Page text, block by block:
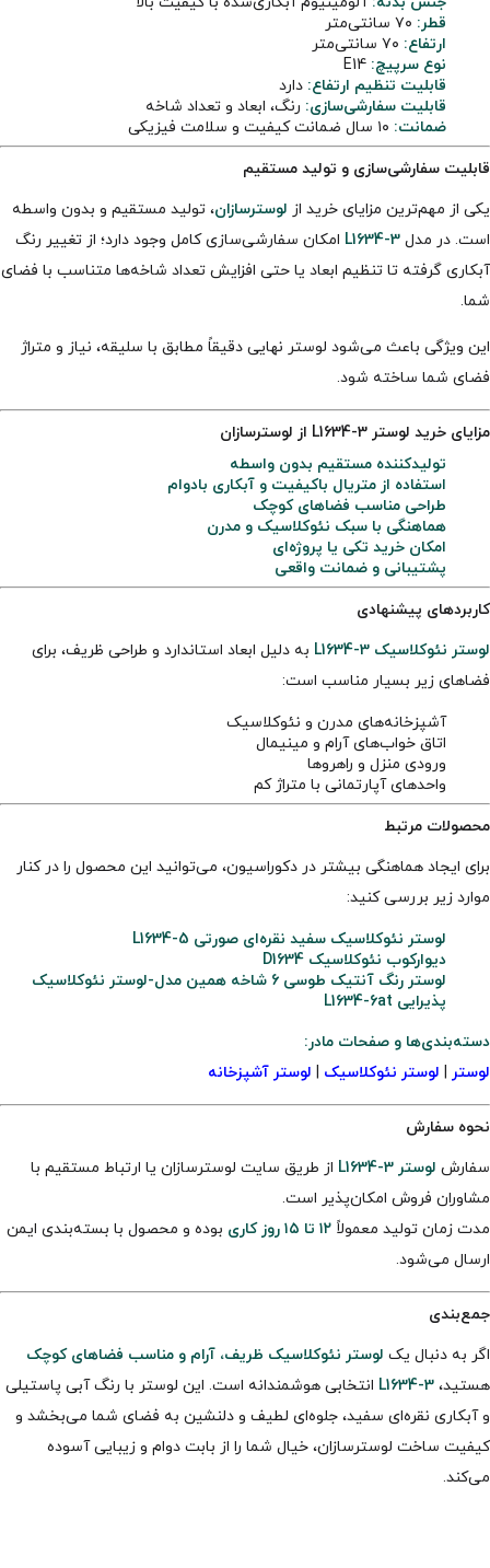
قطر:
ارتفاع:
نوع سرپیچ:
قابلیت تنظیم ارتفاع: دارد
قابلیت سفارشی‌سازی: رنگ، ابعاد و تعداد شاخه
ضمانت:
قابلیت سفارشی‌سازی و تولید مستقیم
یکی از مهم‌ترین مزایای خرید از لوسترسازان، تولید مستقیم و بدون واسطه
است. در مدل L1634-3 امکان سفارشی‌سازی کامل وجود دارد؛ از تغییر رنگ
آبکاری گرفته تا تنظیم ابعاد یا حتی افزایش تعداد شاخه‌ها متناسب با فضای
شما.
این ویژگی باعث می‌شود لوستر نهایی دقیقاً مطابق با سلیقه، نیاز و متراژ
فضای شما ساخته شود.
مزایای خرید لوستر L1634-3 از لوسترسازان
تولیدکننده مستقیم بدون واسطه
استفاده از متریال باکیفیت و آبکاری بادوام
طراحی مناسب فضاهای کوچک
هماهنگی با سبک نئوکلاسیک و مدرن
امکان خرید تکی یا پروژه‌ای
پشتیبانی و ضمانت واقعی
کاربردهای پیشنهادی
لوستر نئوکلاسیک L1634-3
به دلیل ابعاد استاندارد و طراحی ظریف، برای
فضاهای زیر بسیار مناسب است:
آشپزخانه‌های مدرن و نئوکلاسیک
اتاق خواب‌های آرام و مینیمال
ورودی منزل و راهروها
واحدهای آپارتمانی با متراژ کم
محصولات مرتبط
برای ایجاد هماهنگی بیشتر در دکوراسیون، می‌توانید این محصول را در کنار
موارد زیر بررسی کنید:
لوستر نئوکلاسیک سفید نقره‌ای صورتی L1634-5
دیوارکوب نئوکلاسیک D1634
لوستر رنگ آنتیک طوسی 6 شاخه همین مدل-لوستر نئوکلاسیک
پذیرایی L1634-6at
دسته‌بندی‌ها و صفحات مادر:
لوستر
لوستر نئوکلاسیک لوستر آشپزخانه
نحوه سفارش
سفارش لوستر L1634-3
از طریق سایت لوسترسازان یا ارتباط مستقیم با
مشاوران فروش امکان‌پذیر است.
مدت زمان تولید معمولاً ۱۲ تا ۱۵ روز کاری
بوده و محصول با بسته‌بندی ایمن
ارسال می‌شود.
جمع‌بندی
اگر به دنبال یک لوستر نئوکلاسیک ظریف، آرام و مناسب فضاهای کوچک
هستید، L1634-3 انتخابی هوشمندانه است. این لوستر با رنگ آبی پاستیلی
و آبکاری نقره‌ای سفید، جلوه‌ای لطیف و دلنشین به فضای شما می‌بخشد و
کیفیت ساخت لوسترسازان، خیال شما را از بابت دوام و زیبایی آسوده
می‌کند.